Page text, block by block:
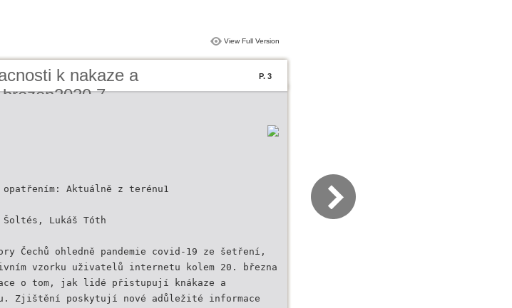
View Full Version
k nakaze a
7
P. 3
Aktuálně z terénu1
Lukáš Tóth
Čechů ohledně pandemie covid-19 ze šetření,
vzorku uživatelů internetu kolem 20. března
o tom, jak lidé přistupují knákaze a
Zjištění poskytují nové adůležité informace